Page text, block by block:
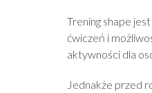
Trening shape
ćwiczeń i
aktywności dla
Jednakże przed